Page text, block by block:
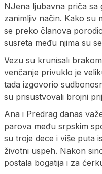
NJena ljubavna priča sa
zanimljiv način. Kako su
se preko članova
susreta među njima su
Vezu su krunisali
venčanje privuklo je
tada izgovorio
su prisustvovali brojni
Ana i Predrag danas
parova među srpskim
su troje dece i više puta
životni uspeh. Nakon
postala bogatija i za